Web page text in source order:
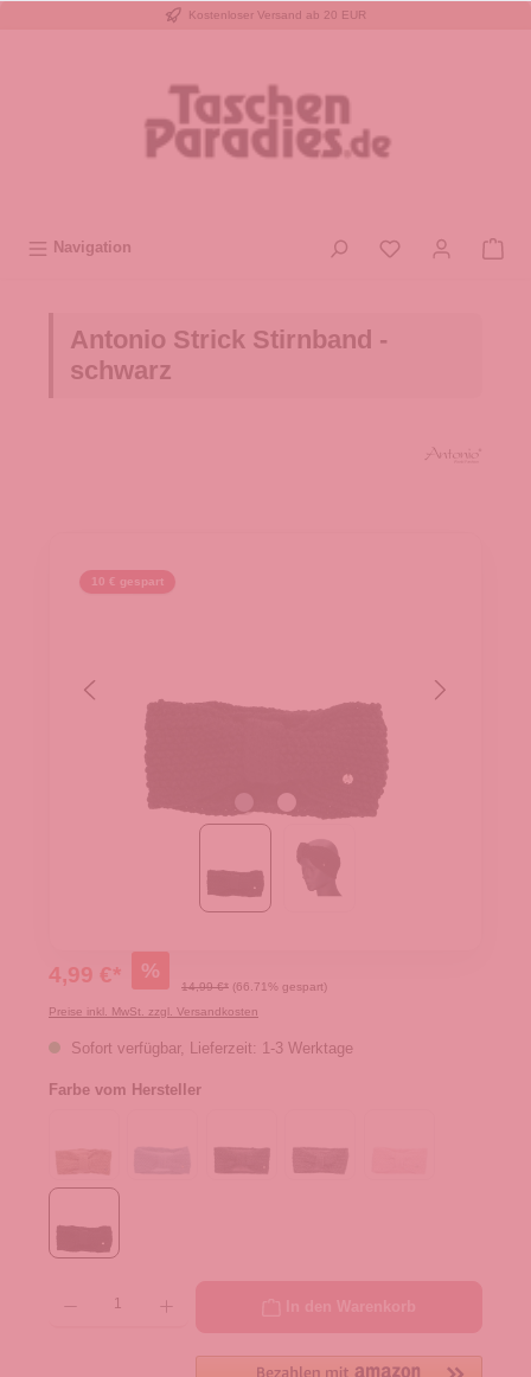
Kostenloser Versand ab 20 EUR
Navigation
Antonio Strick Stirnband -
schwarz
10 € gespart
4,99 €* %
14,99 €* (66.71% gespart)
Preise inkl. MwSt. zzgl. Versandkosten
Sofort verfügbar, Lieferzeit: 1-3 Werktage
Farbe vom Hersteller